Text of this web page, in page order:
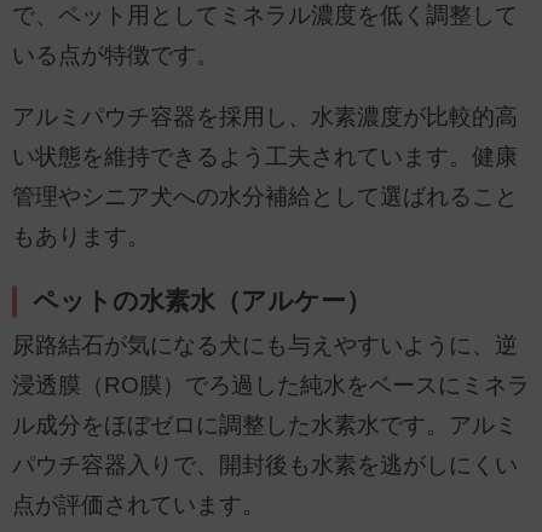
で、ペット用としてミネラル濃度を低く調整して
いる点が特徴です。
アルミパウチ容器を採用し、水素濃度が比較的高
い状態を維持できるよう工夫されています。健康
管理やシニア犬への水分補給として選ばれること
もあります。
ペットの水素水（アルケー）
尿路結石が気になる犬にも与えやすいように、逆
浸透膜（RO膜）でろ過した純水をベースにミネラ
ル成分をほぼゼロに調整した水素水です。アルミ
パウチ容器入りで、開封後も水素を逃がしにくい
点が評価されています。